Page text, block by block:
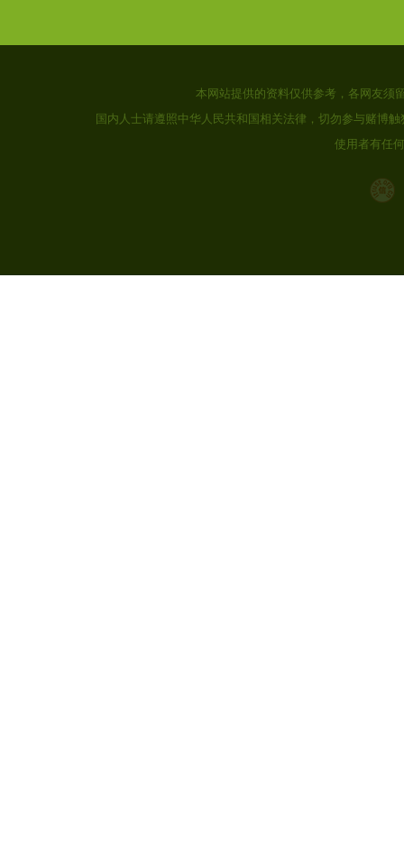
本网站提供的资料仅供参考，各网友须
国内人士请遵照中华人民共和国相关法律，切勿参与赌博
使用者有任